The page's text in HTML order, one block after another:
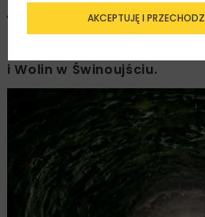
S3 oraz pomiędzy dwiema
i Wolin w Świnoujściu.
AKCEPTUJĘ I